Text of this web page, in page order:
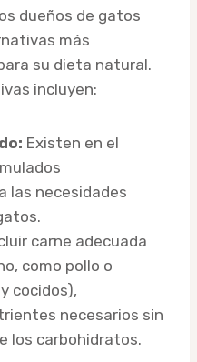
dueños de gatos
más
su dieta natural.
incluyen:
Existen en el
las necesidades
carne adecuada
como pollo o
cocidos),
necesarios sin
los carbohidratos.